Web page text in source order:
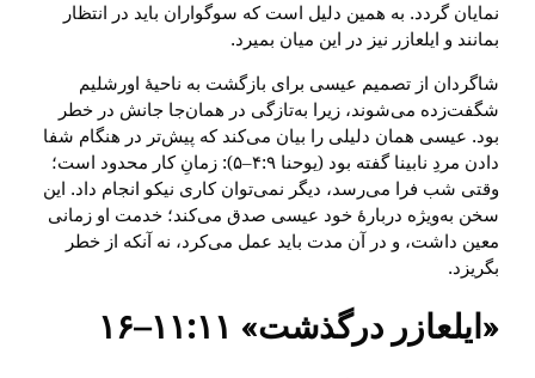
نمایان گردد. به همین دلیل است که سوگواران باید در انتظار
بمانند و ایلعازر نیز در این میان بمیرد.
شاگردان از تصمیم عیسی برای بازگشت به ناحیهٔ اورشلیم
شگفت‌زده می‌شوند، زیرا به‌تازگی در همان‌جا جانش در خطر
بود. عیسی همان دلیلی را بیان می‌کند که پیش‌تر در هنگام شفا
دادن مردِ نابینا گفته بود (یوحنا ۴:۹‏–‏۵): زمانِ کار محدود است؛
وقتی شب فرا می‌رسد، دیگر نمی‌توان کاری نیکو انجام داد. این
سخن به‌ویژه دربارهٔ خود عیسی صدق می‌کند؛ خدمت او زمانی
معین داشت، و در آن مدت باید عمل می‌کرد، نه آنکه از خطر
بگریزد.
«ایلعازر درگذشت» ۱۱:۱۱‏–‏۱۶